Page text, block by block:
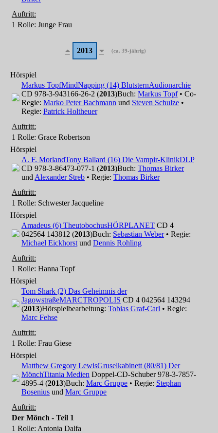
Auftritt:
1 Rolle: Junge Frau
2013 (ca. 39-jährig)
Hörspiel
Markus TopfMindNapping (14) BlutsternAudionarchie
CD 978-3-943166-26-2 (2013)Buch: Markus Topf• Co-
Regie: Marko Peter Bachmann und Steven Schulze •
Regie: Patrick Holtheuer
Auftritt:
1 Rolle: Grace Robertson
Hörspiel
A. F. MorlandTony Ballard (16) Die Vampir-KlinikDLP
CD 978-3-86473-077-1 (2013)Buch: Thomas Birker
und Alexander Streb • Regie: Thomas Birker
Auftritt:
1 Rolle: Schwester Jacqueline
Hörspiel
Amadeus (6) TheutobochusHÖRPLANET CD 4
042564 143812 (2013)Buch: Sebastian Weber• Regie:
Michael Eickhorst und Dennis Rohling
Auftritt:
1 Rolle: Hanna Topf
Hörspiel
Tom Shark (2) Das Geheimnis der
JagowstraßeMARCTROPOLIS CD 4 042564 143294
(2013)Hörspielbearbeitung: Tobias Graf-Carl • Regie:
Marc Fehse
Auftritt:
1 Rolle: Frau Giese
Hörspiel
Matthew Gregory LewisGruselkabinett (80/81) Der
MönchTitania Medien Doppel-CD-Schuber 978-3-7857-
4895-4 (2013)Buch: Marc Gruppe • Regie: Stephan
Bosenius und Marc Gruppe
Auftritt:
Der Mönch - Teil 1
1 Rolle: Antonia Dalfa